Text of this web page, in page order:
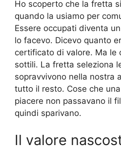
Ho scoperto che la fretta
quando la usiamo per
Essere occupati diventa
lo facevo. Dicevo quanto
certificato di valore. Ma le
sottili. La fretta seleziona
sopravvivono nella nostra
tutto il resto. Cose che
piacere non passavano il
quindi sparivano.
Il valore